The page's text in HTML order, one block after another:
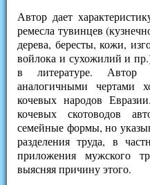
Автор дает
ремесла тувинцев
дерева, бересты, кожи,
войлока и сухожилий и
в литературе. Автор
аналогичными чертами
кочевых народов
кочевых скотоводов
семейные формы, но
разделения труда, в
приложения мужского
выясняя причину этого.